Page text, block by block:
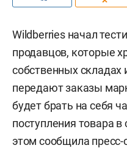
Wildberries начал
продавцов, которые
собственных складах
передают заказы
будет брать на себя
поступления товара
этом сообщила